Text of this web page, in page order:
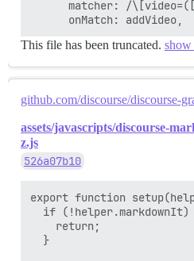
matcher: /
This file has been truncated.
github.com/discourse/discourse-
assets/javascripts/discourse-
z.js
526a07b10
export function
if (!helper.markdownIt)
    return;
  }